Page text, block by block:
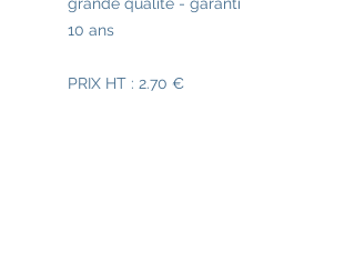
10 ans
PRIX HT : 2.70 €